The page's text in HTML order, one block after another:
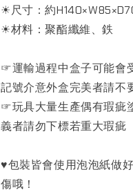
☀尺寸：約
☀材料：聚酯纖維、鉄
☞運輸過程中盒子可能會
記號介意外盒完美者請不
☞玩具大量生產偶有瑕疵
義者請勿下標若重大瑕疵
♥包裝皆會使用泡泡紙做
傷哦！